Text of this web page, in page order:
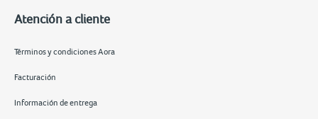
Atención a cliente
Términos y condiciones Aora
Facturación
Información de entrega